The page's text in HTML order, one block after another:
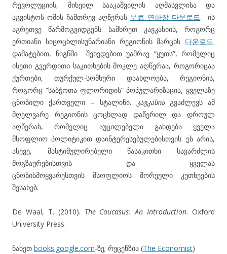
რევოლუციის, მიხეილ სააკაშვილის აღმასვლისა და
აგვისტოს ომის ჩამთრევ აღწერას 무료 연하장 다운로드. ის
აგრეთვე წარმოგვიდგენს სამხრეთ კავკასიის, როგორც
ერთიანი სიცოცხლისუნარიანი რეგიონის მარცხს 다운로드.
დამატებით, წიგნში შეხვდებით უამრავ “ყუთს”, რომელიც
ისეთი გვერდითი საკითხების მოკლე აღწერაა, როგორიცაა
ქურთები, თურქულ-სომხური დაახლოება, რეგიონის,
როგორც “საბჭოთა ფლორიდის” პოპულარიზაცია, ყველაზე
ცნობილი ქართველი – სტალინი. კავკასია გვაძლევს ამ
მღელვარე რეგიონის ცოცხლად დაწერილ და დროულ
აღწერას, რომელიც აუცილებელი გახდება ყველა
მსოფლიო პოლიტიკით დაინტერესებულებისთვის. ეს არის,
ასევე, მასტიმულირებელი წასაკითხი სავარძლის
მოგზაურებისთვის და ყველას
ცნობისმოყვარესთვის მსოფლიოს შორეული კუთხეების
შესახებ.
De Waal, T. (2010). The Caucasus: An Introduction. Oxford
University Press.
ნახეთ books.google.com-ზე; რეცენზია (The Economist)